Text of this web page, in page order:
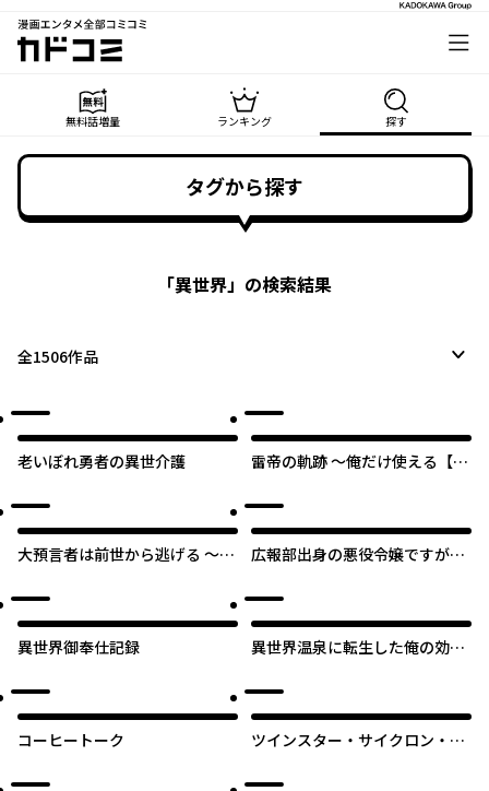
漫画エンタメ全部コミコミ
カドコミ
無料話増量 ランキング 探す
タグから探す
「異世界」の検索結果
全1506作品
老いぼれ勇者の異世介護
雷帝の軌跡 ～俺だけ使える【雷
大預言者は前世から逃げる ～三
ら、バラ色ライフを送りたい～
広報部出身の悪役令嬢ですが、
くない」と言い出しました
異世界御奉仕記録
異世界温泉に転生した俺の効能
コーヒートーク
ツインスター・サイクロン・ラ